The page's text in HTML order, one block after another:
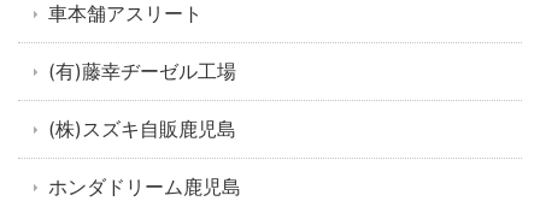
車本舗アスリート
(有)藤幸ヂーゼル工場
(株)スズキ自販鹿児島
ホンダドリーム鹿児島